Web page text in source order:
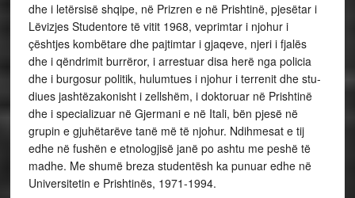
dhe i letërsisë shqipe, në Prizren e në Prishtinë, pjesëtar i
Lëvizjes Studentore të vitit 1968, vepri­mtar i njohur i
çështjes kombëtare dhe paj­tim­tar i gjaqeve, njeri i fjalës
dhe i qëndrimit burrëror, i arre­stuar disa herë nga policia
dhe i burgosur po­li­tik, hu­lumtues i njohur i terrenit dhe stu­
diues jashtë­zako­nisht i zell­shëm, i doktoruar në Prishtinë
dhe i spe­cializuar në Gjermani e në Itali, bën pjesë në
grupin e gju­hëtarëve tanë më të njohur. Ndihmesat e tij
edhe në fushën e etnologjisë janë po ashtu me pe­shë të
madhe. Me shumë breza studentësh ka punuar edhe në
Universitetin e Prishtinës, 1971-1994.